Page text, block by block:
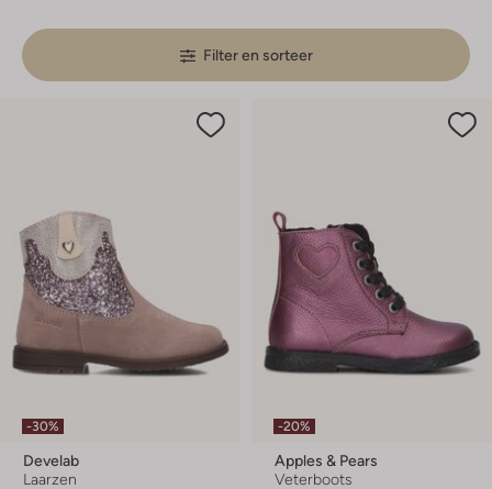
Filter en sorteer
-30%
Develab
Laarzen
-20%
Apples & Pears
Veterboots